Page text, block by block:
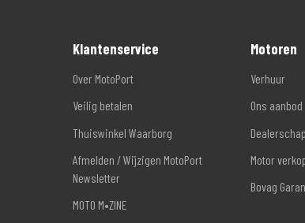
Klantenservice
Over MotoPort
Veilig betalen
Thuiswinkel Waarborg
Afmelden / Wijzigen MotoPort
Newsletter
MOTO M•ZINE
Motoren
Verhuur
Ons aanbod
Motor
Bovag